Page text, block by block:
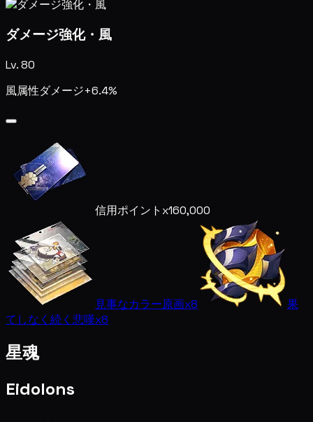
ダメージ強化・風
Lv. 80
風属性ダメージ+6.4%
信用ポイント x160,000
見事なカラー原画x8
果
てしなく続く悲嘆x8
星魂
Eidolons